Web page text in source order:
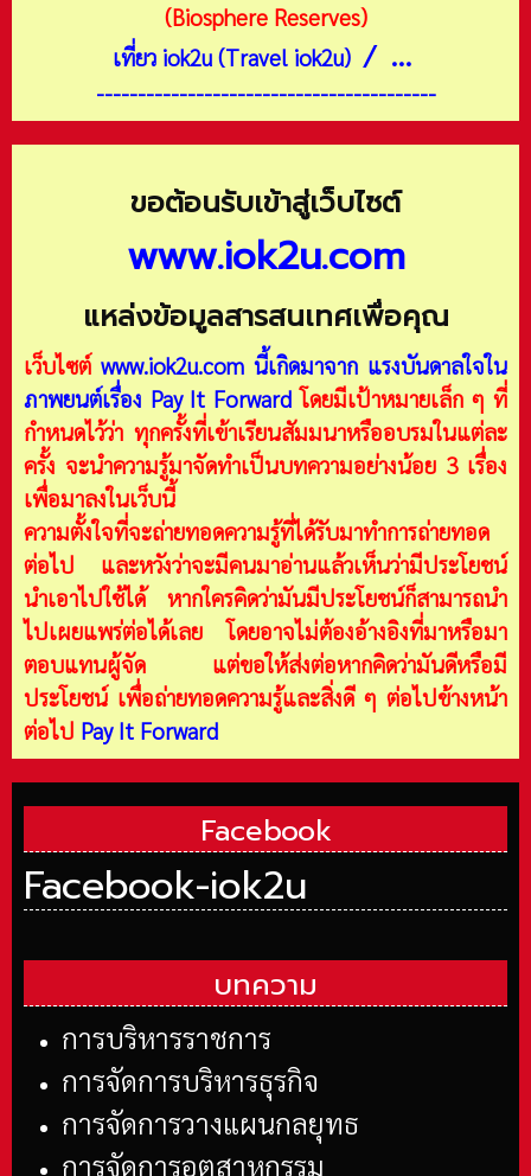
(Biosphere Reserves)
เที่ยว iok2u (Travel iok2u) / ...
-----------------------------------------
ขอต้อนรับเข้าสู่เว็บไซต์
www.iok2u.com
แหล่งข้อมูลสารสนเทศเพื่อคุณ
เว็บไซต์ www.iok2u.com นี้เกิดมาจาก แรงบันดาลใจใน
ภาพยนต์เรื่อง Pay It Forward โดยมีเป้าหมายเล็ก ๆ ที่
กำหนดไว้ว่า ทุกครั้งที่เข้าเรียนสัมมนาหรืออบรมในแต่ละ
ครั้ง จะนำความรู้มาจัดทำเป็นบทความอย่างน้อย 3 เรื่อง
เพื่อมาลงในเว็บนี้
ความตั้งใจที่จะถ่ายทอดความรู้ที่ได้รับมาทำการถ่ายทอด
ต่อไป และหวังว่าจะมีคนมาอ่านแล้วเห็นว่ามีประโยชน์
นำเอาไปใช้ได้ หากใครคิดว่ามันมีประโยชน์ก็สามารถนำ
ไปเผยแพร่ต่อได้เลย โดยอาจไม่ต้องอ้างอิงที่มาหรือมา
ตอบแทนผู้จัด แต่ขอให้ส่งต่อหากคิดว่ามันดีหรือมี
ประโยชน์ เพื่อถ่ายทอดความรู้และสิ่งดี ๆ ต่อไปข้างหน้า
ต่อไป Pay It Forward
Facebook
Facebook-iok2u
บทความ
การบริหารราชการ
การจัดการบริหารธุรกิจ
การจัดการวางแผนกลยุทธ
การจัดการอุตสาหกรรม